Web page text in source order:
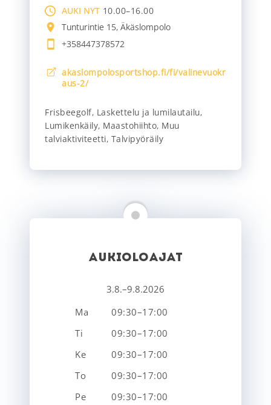
AUKI NYT 10.00–16.00
Tunturintie 15, Äkäslompolo
+358447378572
akaslompolosportshop.fi/fi/valinevuokr
aus-2/
Frisbeegolf, Laskettelu ja lumilautailu,
Lumikenkäily, Maastohiihto, Muu
talviaktiviteetti, Talvipyöräily
AUKIOLOAJAT
3.8.–9.8.2026
Ma
09:30–17:00
Ti
09:30–17:00
Ke
09:30–17:00
To
09:30–17:00
Pe
09:30–17:00